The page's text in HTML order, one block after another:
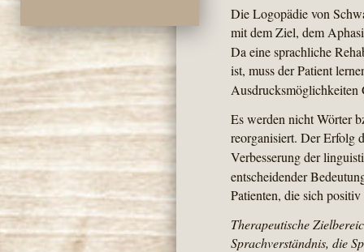
Die Logopädie von
mit dem Ziel, dem
Da eine sprachliche
ist, muss der Patient
Ausdrucksmöglichkeiten
Es werden nicht Wörter
reorganisiert. Der Erfolg
Verbesserung der
entscheidender
Patienten, die sich
Therapeutische
Sprachverständnis, die